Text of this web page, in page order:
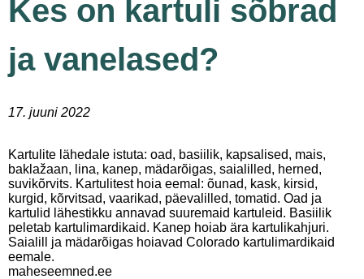
Kes on kartuli sõbrad
ja vanelased?
17. juuni 2022
Kartulite lähedale istuta: oad, basiilik, kapsalised, mais,
baklažaan, lina, kanep, mädarõigas, saialilled, herned,
suvikõrvits. Kartulitest hoia eemal: õunad, kask, kirsid,
kurgid, kõrvitsad, vaarikad, päevalilled, tomatid. Oad ja
kartulid lähestikku annavad suuremaid kartuleid. Basiilik
peletab kartulimardikaid. Kanep hoiab ära kartulikahjuri.
Saialill ja mädarõigas hoiavad Colorado kartulimardikaid
eemale.
maheseemned.ee